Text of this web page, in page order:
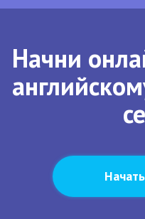
Начни